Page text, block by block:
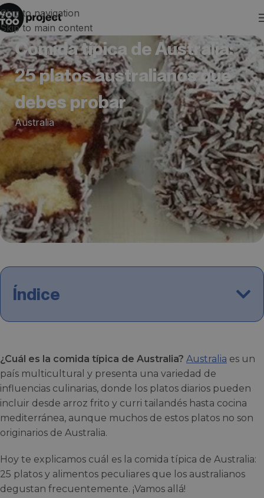
Skip to navigation
Skip to main content
Comida típica de Australia:
25 platos australianos que
debes probar
Australia
Índice
¿Cuál es la comida típica de Australia? Australia es un
país multicultural y presenta una variedad de
influencias culinarias, donde los platos diarios pueden
incluir desde arroz frito y curri tailandés hasta cocina
mediterránea, aunque muchos de estos platos no son
originarios de Australia.
Hoy te explicamos cuál es la comida típica de Australia:
25 platos y alimentos peculiares que los australianos
degustan frecuentemente. ¡Vamos allá!